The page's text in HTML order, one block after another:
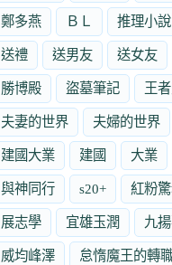
鄭多燕 ＢＬ 推理小說
送禮 送男友 送女友
勝博殿 盜墓筆記 王
夫妻的世界 夫婦的世界
建國大業 建國 大業
與神同行 s20+ 紅粉
展志學 宜雄玉潤 九
威均峰澤 怠惰魔王的轉